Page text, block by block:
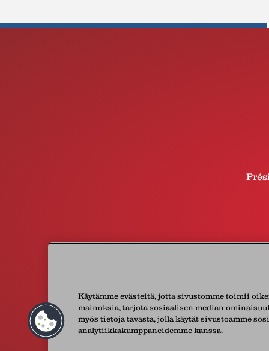
© 2026 Lactalis
Käytämme evästeitä, jotta sivustomme toimii
mainoksia, tarjota sosiaalisen median
myös tietoja tavasta, jolla käytät sivustoamme
analytiikkakumppaneidemme kanssa.